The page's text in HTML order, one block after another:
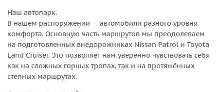
Наш автопарк.
В нашем распоряжении — автомобили разного уровня
комфорта. Основную часть маршрутов мы преодолеваем
на подготовленных внедорожниках Nissan Patrol и Toyota
Land Cruiser. Это позволяет нам уверенно чувствовать себя
как на сложных горных тропах, так и на протяжённых
степных маршрутах.